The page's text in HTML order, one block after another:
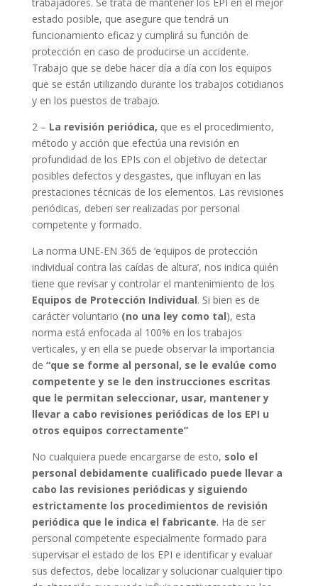
estado posible, que asegure que tendrá un
funcionamiento eficaz y cumplirá su función de
protección en caso de producirse un accidente.
Trabajo que se debe hacer día a día con los equipos
que se están utilizando durante los trabajos cotidianos
y en los puestos de trabajo.
2 – La revisión periódica, que es el procedimiento,
método y acción que efectúa una revisión en
profundidad de los EPIs con el objetivo de detectar
posibles defectos y desgastes, que influyan en las
prestaciones técnicas de los elementos. Las revisiones
periódicas, deben ser realizadas por personal
competente y formado.
La norma UNE-EN 365 de ‘equipos de protección
individual contra las caídas de altura’, nos indica quién
tiene que revisar y controlar el mantenimiento de los
Equipos de Protección Individual. Si bien es de
carácter voluntario (no una ley como tal), esta
norma está enfocada al 100% en los trabajos
verticales, y en ella se puede observar la importancia
de “que se forme al personal, se le evalúe como
competente y se le den instrucciones escritas
que le permitan seleccionar, usar, mantener y
llevar a cabo revisiones periódicas de los EPI u
otros equipos correctamente”
No cualquiera puede encargarse de esto, solo el
personal debidamente cualificado puede llevar a
cabo las revisiones periódicas y siguiendo
estrictamente los procedimientos de revisión
periódica que le indica el fabricante. Ha de ser
personal competente especialmente formado para
supervisar el estado de los EPI e identificar y evaluar
sus defectos, debe localizar y solucionar cualquier tipo